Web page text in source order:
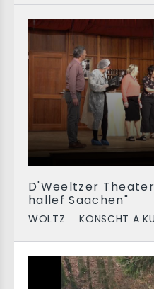
D'Weeltzer
hallef Saachen"
WOLTZ KONSCHT A